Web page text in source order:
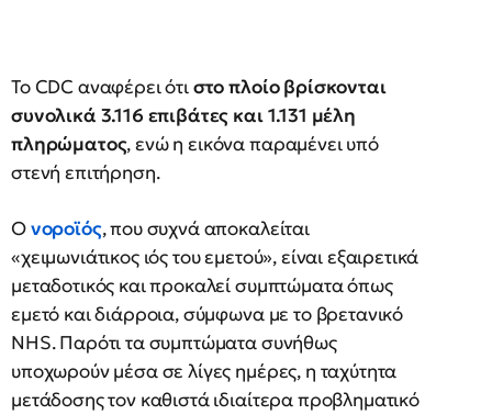
Το CDC αναφέρει ότιστο πλοίο βρίσκονται
συνολικά 3.116 επιβάτες και 1.131 μέλη
πληρώματος, ενώ η εικόνα παραμένει υπό
στενή επιτήρηση.
Ονοροϊός, που συχνά αποκαλείται
«χειμωνιάτικος ιός του εμετού», είναι εξαιρετικά
μεταδοτικός και προκαλεί συμπτώματα όπως
εμετό και διάρροια, σύμφωνα με το βρετανικό
NHS. Παρότι τα συμπτώματα συνήθως
υποχωρούν μέσα σε λίγες ημέρες, η ταχύτητα
μετάδοσης τον καθιστά ιδιαίτερα προβληματικό